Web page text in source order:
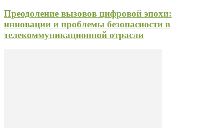
Преодоление вызовов цифровой эпохи:
инновации и проблемы безопасности в
телекоммуникационной отрасли